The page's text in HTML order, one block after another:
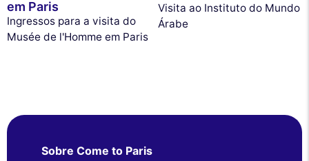
em Paris
Ingressos para a visita do
Musée de l'Homme em Paris
Visita ao Instituto do Mundo
Árabe
Sobre Come to Paris